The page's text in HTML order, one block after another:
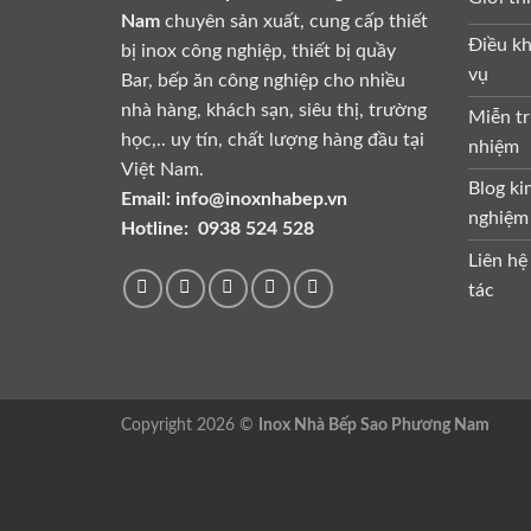
Nam chuyên sản xuất, cung cấp thiết
bị inox công nghiệp, thiết bị quầy
Bar, bếp ăn công nghiệp cho nhiều
nhà hàng, khách sạn, siêu thị, trường
học,.. uy tín, chất lượng hàng đầu tại
Việt Nam.
Email: info@inoxnhabep.vn
Hotline: 0938 524 528
Điều
vụ
Miễn
nhiệm
Blog
Liên
tác
Copyright 2026 © Inox Nhà Bếp Sao Phương Nam